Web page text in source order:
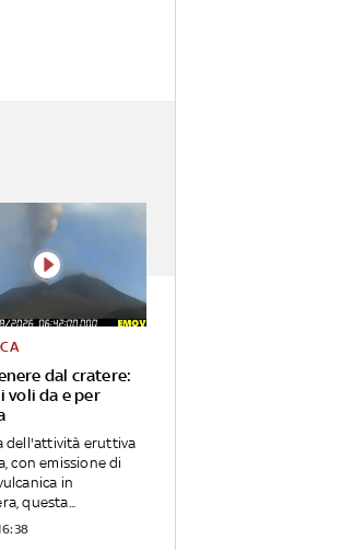
dal cratere:
voli da e per
dell'attività eruttiva
con emissione di
in
questa...